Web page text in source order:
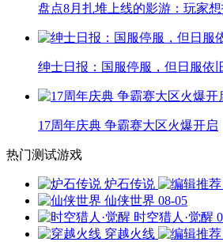
盘点8月扎堆上线的影游：玩家
绅士日报：国服停服，但日服依
17周年庆典 争霸赛大区火爆开启
热门测试游戏
炉石传说
仙侠世界 08-05
时空猎人·觉醒
穿越火线